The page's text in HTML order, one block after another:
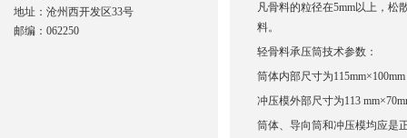
凡骨料的粒径在5mm以上，松
料。
轻骨料承压筒技术参数：
筒体内部尺寸为
冲压模外部尺寸为113
筒体、导向筒和冲压模均应是
地址：沧州西开发区33号
邮编：062250